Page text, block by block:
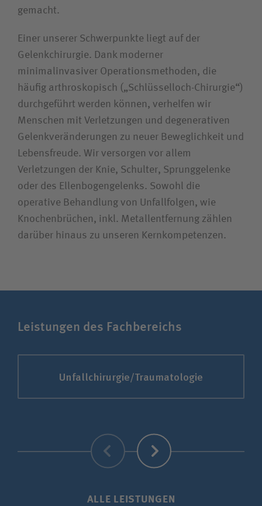
gemacht.
Einer unserer Schwerpunkte liegt auf der
Gelenkchirurgie. Dank moderner
minimalinvasiver Operationsmethoden, die
häufig arthroskopisch („Schlüsselloch-Chirurgie“)
durchgeführt werden können, verhelfen wir
Menschen mit Verletzungen und degenerativen
Gelenkveränderungen zu neuer Beweglichkeit und
Lebensfreude. Wir versorgen vor allem
Verletzungen der Knie, Schulter, Sprunggelenke
oder des Ellenbogengelenks. Sowohl die
operative Behandlung von Unfallfolgen, wie
Knochenbrüchen, inkl. Metallentfernung zählen
darüber hinaus zu unseren Kernkompetenzen.
Leistungen des Fachbereichs
Unfallchirurgie/Traumatologie
Zurück Weiter
ALLE LEISTUNGEN